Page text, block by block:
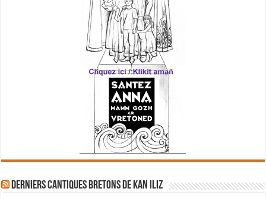
Derniers cantiques bretons de Kan Iliz